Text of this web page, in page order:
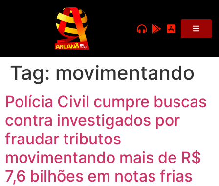
Tag: movimentando
Polícia Civil cumpre buscas
contra investigados por
fraudar tributos
movimentando mais de R$
7,6 bilhões em notas frias